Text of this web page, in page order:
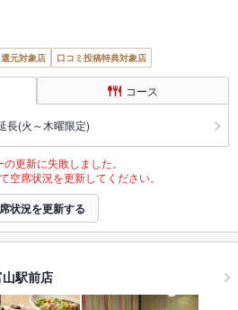
元対象店 口コミ投稿特典対象店
コース
長(火～木曜限定)
更新に失敗しました。
空席状況を更新してください。
状況を更新する
駅前店